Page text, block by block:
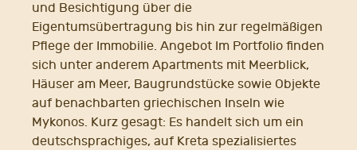
und Besichtigung über die
Eigentumsübertragung bis hin zur regelmäßigen
Pflege der Immobilie. Angebot Im Portfolio finden
sich unter anderem Apartments mit Meerblick,
Häuser am Meer, Baugrundstücke sowie Objekte
auf benachbarten griechischen Inseln wie
Mykonos. Kurz gesagt: Es handelt sich um ein
deutschsprachiges, auf Kreta spezialisiertes